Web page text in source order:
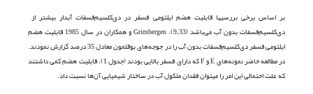
بر اساس برخی بررسی­ها قابلیت هضم ایلئومی فسفر در دی‌کلسیم‌فسفات آب­دار بیشتر از
دی‌کلسیم‌فسفات بدون آب می‌باشد (9،33). Grimbergen و همکاران در سال 1985 قابلیت هضم
ایلئومی فسفر دی‌کلسیم‌فسفات بدون آب را در جوجه‌های بوقلمون معادل 35 درصد گزارش نمودند.
در مطالعه حاضر نمونه‌های E و F که دارای فسفر بالایی بودند (جدول 1)، قابلیت هضم کمی داشتند
که علت احتمالی این امر را می­توان فقدان ملکول آب در ساختار شیمیایی آن‌ها نسبت داد.